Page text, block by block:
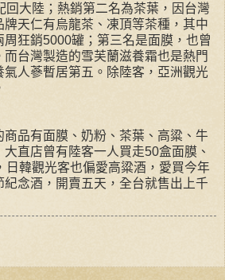
回大陸；熱銷第二名為茶葉，因台灣
天仁有烏龍茶、凍頂等茶種，其中
狂銷5000罐；第三名是面膜，也曾
台灣製造的雪芙蘭滋養霜也是熱門
人蔘暫居第五。除陸客，亞洲觀光
品有面膜、奶粉、茶葉、高粱、牛
直店曾有陸客一人買走50盒面膜、
日韓觀光客也偏愛高粱酒，愛買今年
念酒，開賣五天，全台就售出上千